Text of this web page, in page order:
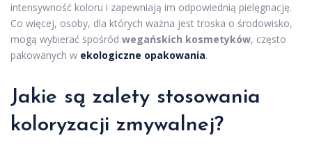
intensywność koloru i zapewniają im odpowiednią pielęgnację.
Co więcej, osoby, dla których ważna jest troska o środowisko,
mogą wybierać spośród wegańskich kosmetyków, często
pakowanych w ekologiczne opakowania.
Jakie są zalety stosowania
koloryzacji zmywalnej?